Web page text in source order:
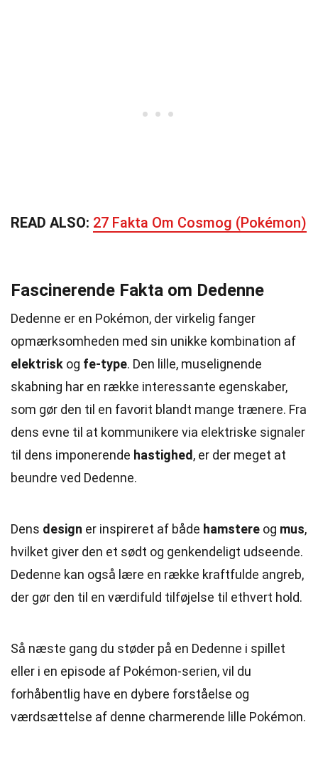
READ ALSO: 27 Fakta Om Cosmog (Pokémon)
Fascinerende Fakta om Dedenne
Dedenne er en Pokémon, der virkelig fanger
opmærksomheden med sin unikke kombination af
elektrisk og fe-type. Den lille, muselignende
skabning har en række interessante egenskaber,
som gør den til en favorit blandt mange trænere. Fra
dens evne til at kommunikere via elektriske signaler
til dens imponerende hastighed , er der meget at
beundre ved Dedenne.
Dens design er inspireret af både hamstere og mus,
hvilket giver den et sødt og genkendeligt udseende.
Dedenne kan også lære en række kraftfulde angreb,
der gør den til en værdifuld tilføjelse til ethvert hold.
Så næste gang du støder på en Dedenne i spillet
eller i en episode af Pokémon-serien, vil du
forhåbentlig have en dybere forståelse og
værdsættelse af denne charmerende lille Pokémon.